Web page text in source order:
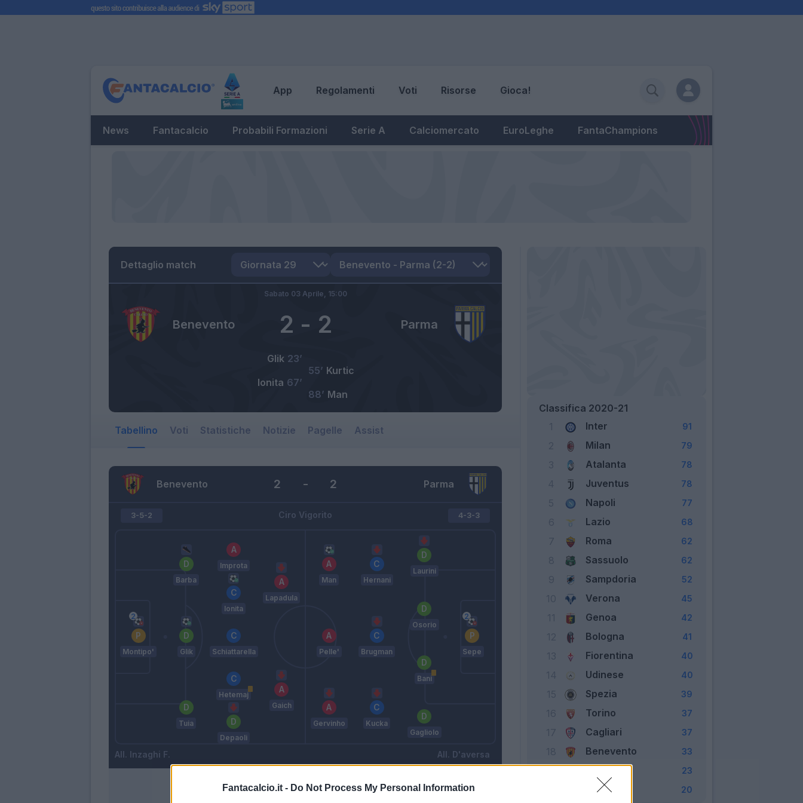
Fantacalcio.it - Do Not Process My Personal Information
App Regolamenti Voti Risorse Gioca!
News Fantacalcio Probabili Formazioni Serie A Calciomercato EuroLeghe FantaChampions
Dettaglio match
Benevento Parma
2 - 2
Sabato 03 Aprile, 15:00
Glik 23’
Kurtic
55’
Ionita 67’
Man
88’
Tabellino Voti Statistiche Notizie Pagelle Assist
Benevento Parma
2 - 2
Ciro Vigorito
3-5-2
Montipo'
Tuia
Glik
Barba
Depaoli
Hetemaj
Schiattarella
Ionita
Improta
Gaich
Lapadula
Inzaghi F.
4-3-3
Gervinho
Pelle'
Man
Kucka
Brugman
Hernani
Gagliolo
Bani
Osorio
Laurini
Sepe
D'aversa
Classifica 2020-21
Inter 91
Milan 79
Atalanta 78
Juventus 78
Napoli 77
Lazio 68
Roma 62
Sassuolo 62
Sampdoria 52
Verona 45
Genoa 42
Bologna 41
Fiorentina 40
Udinese 40
Spezia 39
Torino 37
Cagliari 37
Benevento 33
Crotone 23
Parma 20